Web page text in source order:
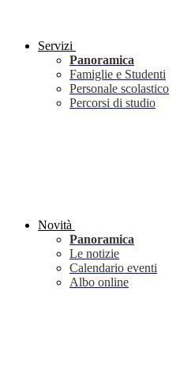
Servizi
Panoramica
Famiglie e Studenti
Personale scolastico
Percorsi di studio
Novità
Panoramica
Le notizie
Calendario eventi
Albo online